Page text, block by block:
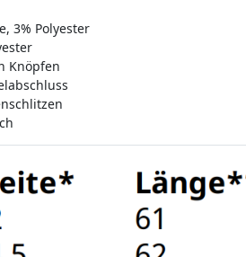
3% Polyester
Knöpfen